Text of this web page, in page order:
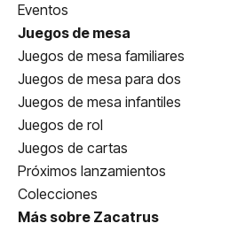
Eventos
Juegos de mesa
Juegos de mesa familiares
Juegos de mesa para dos
Juegos de mesa infantiles
Juegos de rol
Juegos de cartas
Próximos lanzamientos
Colecciones
Más sobre Zacatrus